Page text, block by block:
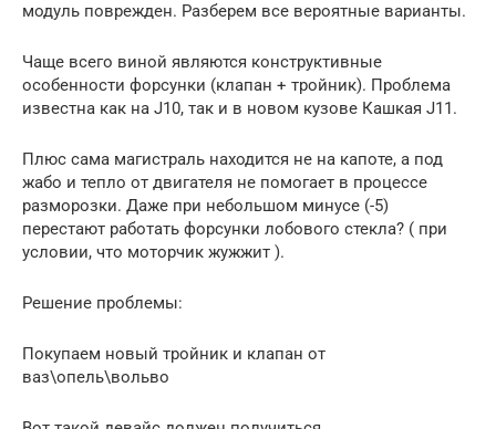
модуль поврежден. Разберем все вероятные варианты.
Чаще всего виной являются конструктивные
особенности форсунки (клапан + тройник). Проблема
известна как на J10, так и в новом кузове Кашкая J11.
Плюс сама магистраль находится не на капоте, а под
жабо и тепло от двигателя не помогает в процессе
разморозки. Даже при небольшом минусе (-5)
перестают работать форсунки лобового стекла? ( при
условии, что моторчик жужжит ).
Решение проблемы:
Покупаем новый тройник и клапан от
ваз\опель\вольво